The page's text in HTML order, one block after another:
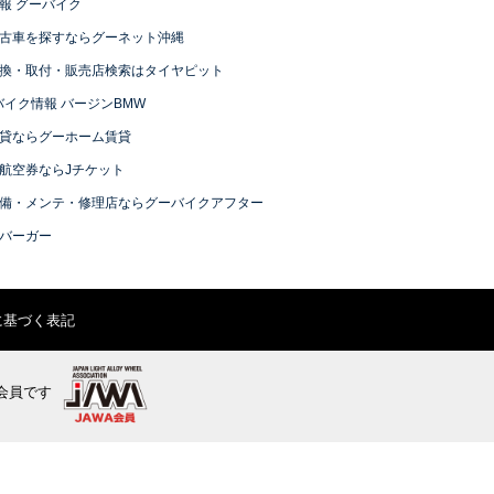
グーバイク
車を探すならグーネット沖縄
・取付・販売店検索はタイヤピット
イク情報 バージンBMW
ならグーホーム賃貸
空券ならJチケット
・メンテ・修理店ならグーバイクアフター
ーガー
づく表記
員です